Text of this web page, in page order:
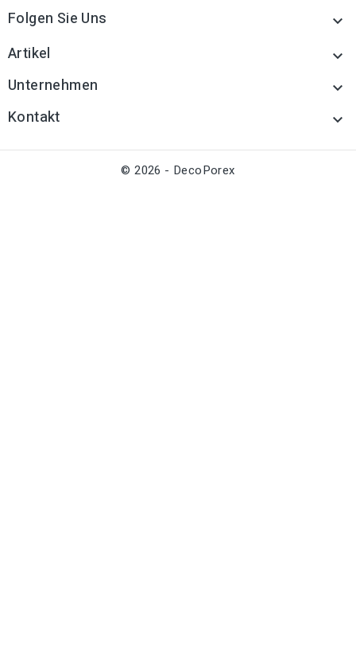
Folgen Sie Uns 
Artikel 
Unternehmen 
Kontakt 
© 2026 - DecoPorex